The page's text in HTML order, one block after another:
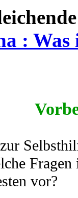
: Was
vor?